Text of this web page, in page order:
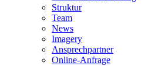
Struktur
Team
News
Imagery
Ansprechpartner
Online-Anfrage